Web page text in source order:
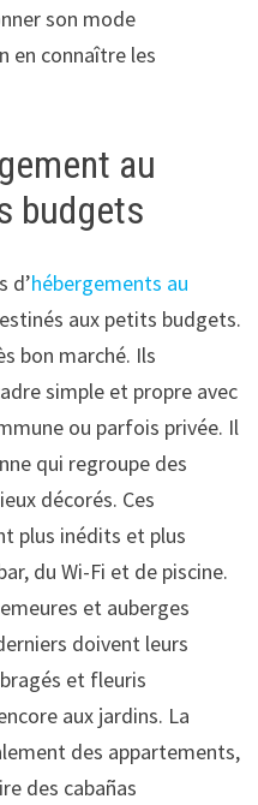
son mode
en connaître les
au
budgets
d’hébergements au
aux petits budgets.
bon marché. Ils
simple et propre avec
ou parfois privée. Il
qui regroupe des
décorés. Ces
plus inédits et plus
du Wi-Fi et de piscine.
et auberges
doivent leurs
et fleuris
aux jardins. La
des appartements,
des cabañas